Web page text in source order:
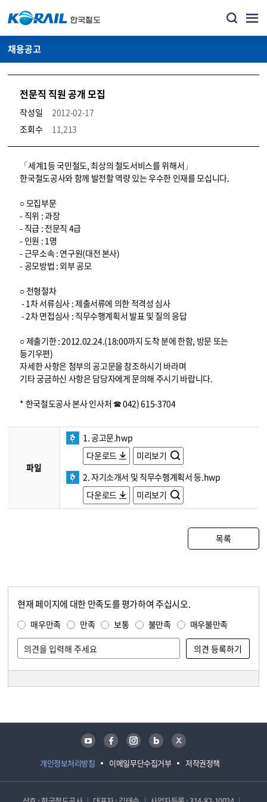
채용공고
전문직 직원 공개 모집
작성일
2012-02-17
조회수
11,213
코레일소개_경영공시_채용공고 상세보기 – 내용, 파일, 담당자 연락처로 구성
「세계1등 국민철도, 최상의 철도서비스를 위해서」
한국철도공사와 함께 발전할 역량 있는 우수한 인재를 모십니다.
○ 모집부문
- 직위 : 과장
- 직급 : 전문직 4급
- 인원 : 1명
- 근무소속 : 연구원(대전 본사)
- 공모방법 : 외부 공모
○ 전형절차
- 1차 서류심사 : 제출서류에 의한 적격성 심사
- 2차 면접심사 : 직무수행계획서 발표 및 질의 응답
○ 제출기한 : 2012.02.24.(18:00까지 도착 분에 한함, 방문 또는
등기우편)
자세한 사항은 첨부의 공고문을 참조하시기 바라며
기타 궁금하신 사항은 담당자에게 문의해 주시기 바랍니다.
* 한국철도공사 본사 인사처 ☎ 042) 615-3704
파일
1. 공고문.hwp
다운로드
미리보기
2. 자기소개서 및 직무수행계획서 등.hwp
다운로드
미리보기
목록
현재 페이지에 대한 만족도를 평가하여 주십시오.
매우만족 만족 보통 불만족 매우불만족
개인정보처리방침 이메일무단수집거부 저작권정책
유튜브 페이스북 인스타그램 블로그 트위터